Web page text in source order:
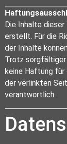
Die Inhalte
erstellt. Für die
der Inhalte
Trotz sorgfältiger
keine Haftung für
der verlinkten
verantwortlich.